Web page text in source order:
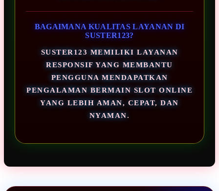
BAGAIMANA KUALITAS LAYANAN DI
SUSTER123?
SUSTER123 MEMILIKI LAYANAN
RESPONSIF YANG MEMBANTU
PENGGUNA MENDAPATKAN
PENGALAMAN BERMAIN SLOT ONLINE
YANG LEBIH AMAN, CEPAT, DAN
NYAMAN.